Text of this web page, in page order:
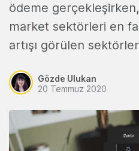
ödeme
market sektörleri en
artışı görülen
Gözde Ulukan
20 Temmuz 2020